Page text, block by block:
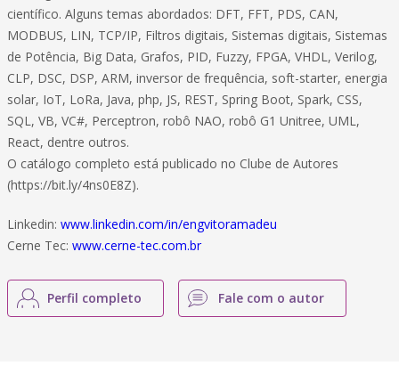
científico. Alguns temas abordados: DFT, FFT, PDS, CAN,
MODBUS, LIN, TCP/IP, Filtros digitais, Sistemas digitais, Sistemas
de Potência, Big Data, Grafos, PID, Fuzzy, FPGA, VHDL, Verilog,
CLP, DSC, DSP, ARM, inversor de frequência, soft-starter, energia
solar, IoT, LoRa, Java, php, JS, REST, Spring Boot, Spark, CSS,
SQL, VB, VC#, Perceptron, robô NAO, robô G1 Unitree, UML,
React, dentre outros.
O catálogo completo está publicado no Clube de Autores
(https://bit.ly/4ns0E8Z).
Linkedin: www.linkedin.com/in/engvitoramadeu
Cerne Tec: www.cerne-tec.com.br
Perfil completo Fale com o autor